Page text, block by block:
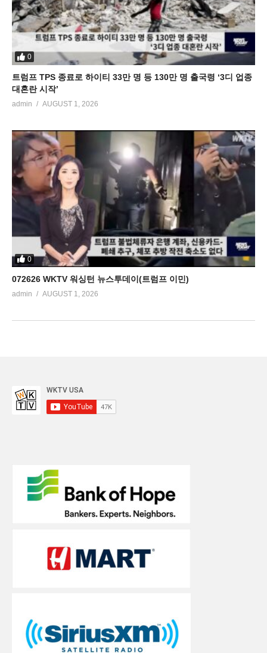
0
트럼프 TPS 종료로 하이티 33만 명 등 130만 명 출국령 ‘3디 업종
대혼란 시작’
admin AUGUST 1, 2026
0
072626 WKTV 워싱턴 뉴스투데이(트럼프 이민)
admin AUGUST 1, 2026